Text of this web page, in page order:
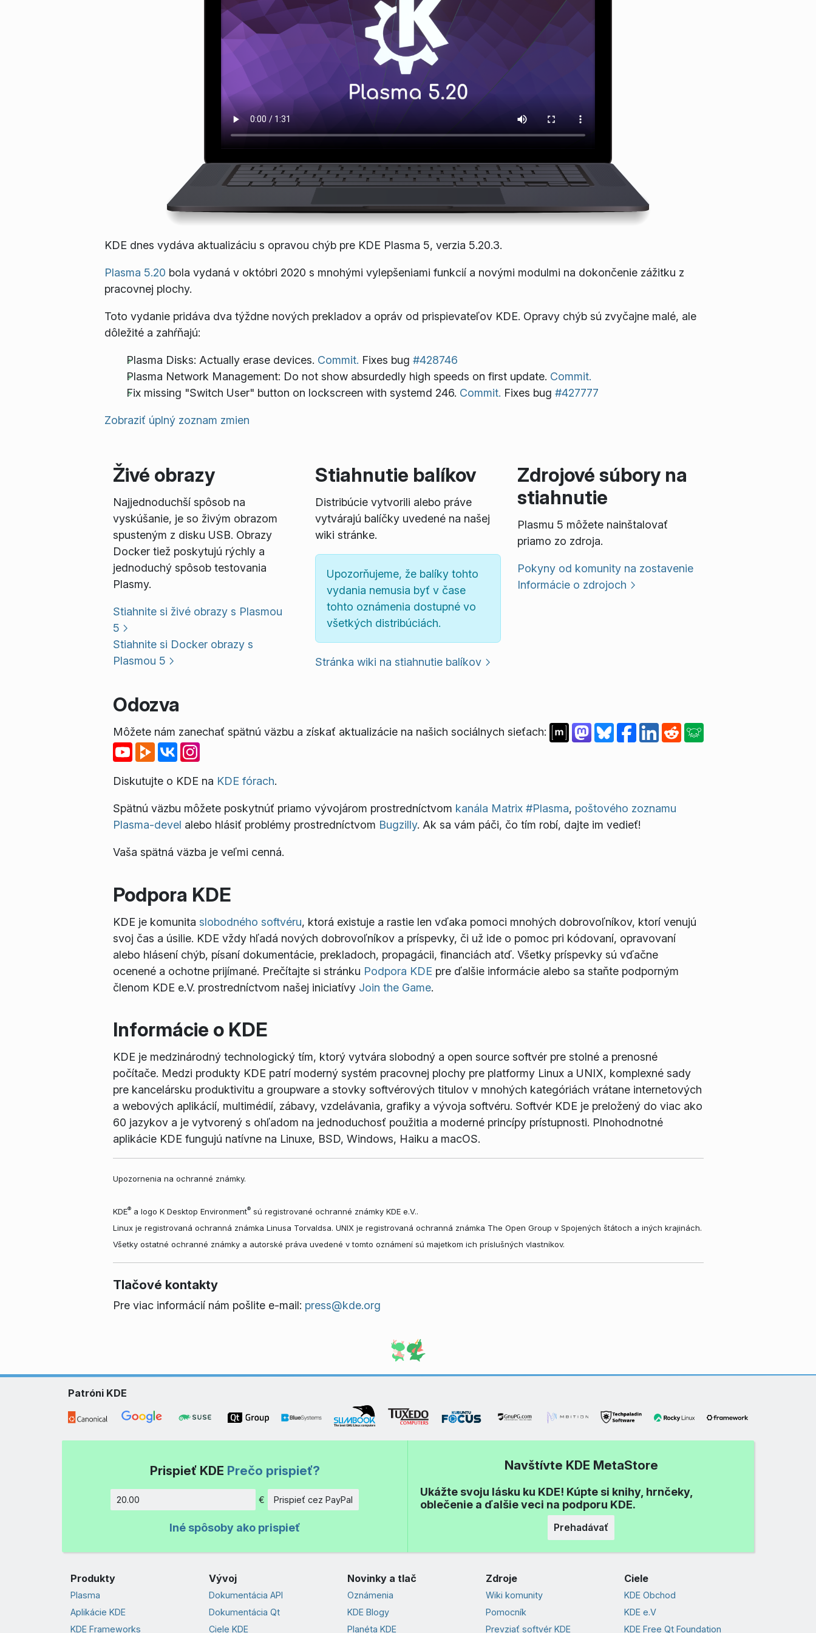
KDE dnes vydáva aktualizáciu s opravou chýb pre KDE Plasma 5, verzia 5.20.3.
Plasma 5.20 bola vydaná v októbri 2020 s mnohými vylepšeniami funkcií a novými modulmi na dokončenie zážitku z
pracovnej plochy.
Toto vydanie pridáva dva týždne nových prekladov a opráv od prispievateľov KDE. Opravy chýb sú zvyčajne malé, ale
dôležité a zahŕňajú:
Plasma Disks: Actually erase devices. Commit. Fixes bug #428746
Plasma Network Management: Do not show absurdedly high speeds on first update. Commit.
Fix missing "Switch User" button on lockscreen with systemd 246. Commit. Fixes bug #427777
Zobraziť úplný zoznam zmien
Živé obrazy
Najjednoduchší spôsob na
vyskúšanie, je so živým obrazom
spusteným z disku USB. Obrazy
Docker tiež poskytujú rýchly a
jednoduchý spôsob testovania
Plasmy.
Stiahnite si živé obrazy s Plasmou
5
Stiahnite si Docker obrazy s
Plasmou 5
Stiahnutie balíkov
Distribúcie vytvorili alebo práve
vytvárajú balíčky uvedené na našej
wiki stránke.
Upozorňujeme, že balíky tohto
vydania nemusia byť v čase
tohto oznámenia dostupné vo
všetkých distribúciách.
Stránka wiki na stiahnutie balíkov
Zdrojové súbory na
stiahnutie
Plasmu 5 môžete nainštalovať
priamo zo zdroja.
Pokyny od komunity na zostavenie
Informácie o zdrojoch
Odozva
Môžete nám zanechať spätnú väzbu a získať aktualizácie na našich sociálnych sieťach:
Diskutujte o KDE na KDE fórach.
Spätnú väzbu môžete poskytnúť priamo vývojárom prostredníctvom kanála Matrix #Plasma, poštového zoznamu
Plasma-devel alebo hlásiť problémy prostredníctvom Bugzilly. Ak sa vám páči, čo tím robí, dajte im vedieť!
Vaša spätná väzba je veľmi cenná.
Podpora KDE
KDE je komunita slobodného softvéru, ktorá existuje a rastie len vďaka pomoci mnohých dobrovoľníkov, ktorí venujú
svoj čas a úsilie. KDE vždy hľadá nových dobrovoľníkov a príspevky, či už ide o pomoc pri kódovaní, opravovaní
alebo hlásení chýb, písaní dokumentácie, prekladoch, propagácii, financiách atď. Všetky príspevky sú vďačne
ocenené a ochotne prijímané. Prečítajte si stránku Podpora KDE pre ďalšie informácie alebo sa staňte podporným
členom KDE e.V. prostredníctvom našej iniciatívy Join the Game.
Informácie o KDE
KDE je medzinárodný technologický tím, ktorý vytvára slobodný a open source softvér pre stolné a prenosné
počítače. Medzi produkty KDE patrí moderný systém pracovnej plochy pre platformy Linux a UNIX, komplexné sady
pre kancelársku produktivitu a groupware a stovky softvérových titulov v mnohých kategóriách vrátane internetových
a webových aplikácií, multimédií, zábavy, vzdelávania, grafiky a vývoja softvéru. Softvér KDE je preložený do viac ako
60 jazykov a je vytvorený s ohľadom na jednoduchosť použitia a moderné princípy prístupnosti. Plnohodnotné
aplikácie KDE fungujú natívne na Linuxe, BSD, Windows, Haiku a macOS.
Upozornenia na ochranné známky.
KDE®a logo K Desktop Environment®sú registrované ochranné známky KDE e.V..
Linux je registrovaná ochranná známka Linusa Torvaldsa. UNIX je registrovaná ochranná známka The Open Group v Spojených štátoch a iných krajinách.
Všetky ostatné ochranné známky a autorské práva uvedené v tomto oznámení sú majetkom ich príslušných vlastníkov.
Tlačové kontakty
Pre viac informácií nám pošlite e-mail: press@kde.org
Patróni KDE
Prispieť KDE Prečo prispieť?
Množstvo
€ Prispieť cez PayPal
Iné spôsoby ako prispieť
Navštívte KDE MetaStore
Ukážte svoju lásku ku KDE! Kúpte si knihy, hrnčeky,
oblečenie a ďalšie veci na podporu KDE.
Prehadávať
Produkty
Plasma
Aplikácie KDE
KDE Frameworks
Vývoj
Dokumentácia API
Dokumentácia Qt
Ciele KDE
Novinky a tlač
Oznámenia
KDE Blogy
Planéta KDE
Zdroje
Wiki komunity
Pomocník
Prevziať softvér KDE
Ciele
KDE Obchod
KDE e.V
KDE Free Qt Foundation